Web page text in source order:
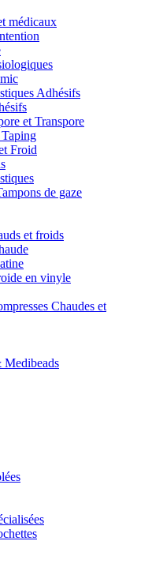
médicaux
Adhésifs
et Transpore
Froid
de gaze
et froids
en vinyle
Chaudes et
Medibeads